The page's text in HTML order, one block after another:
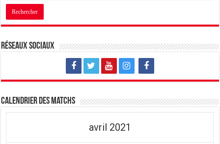
Réseaux sociaux
Calendrier des matchs
avril 2021